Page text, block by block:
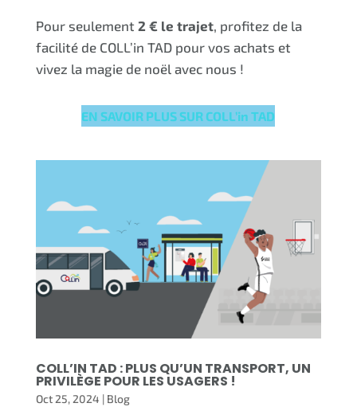
Pour seulement 2 € le trajet, profitez de la
facilité de COLL’in TAD pour vos achats et
vivez la magie de noël avec nous !
EN SAVOIR PLUS SUR COLL’in TAD
COLL’IN TAD : PLUS QU’UN TRANSPORT, UN
PRIVILÈGE POUR LES USAGERS !
Oct 25, 2024 Blog